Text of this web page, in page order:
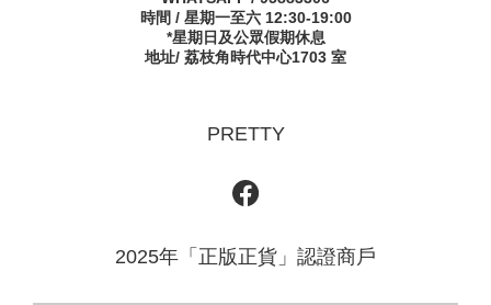
時間 / 星期一至六 12:30-19:00
*星期日及公眾假期休息
地址/ 荔枝角時代中心1703 室
PRETTY
2025年「正版正貨」認證商戶